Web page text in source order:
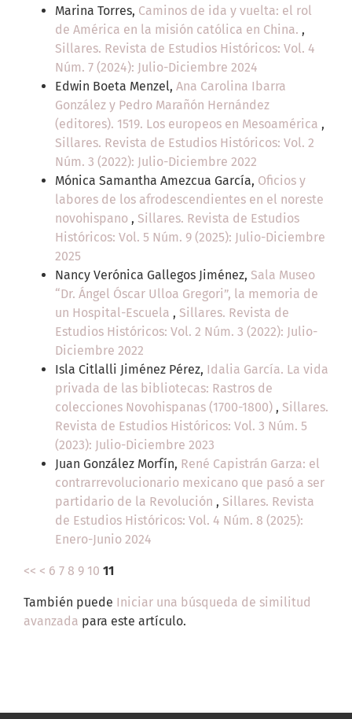
Marina Torres, Caminos de ida y vuelta: el rol
de América en la misión católica en China. ,
Sillares. Revista de Estudios Históricos: Vol. 4
Núm. 7 (2024): Julio-Diciembre 2024
Edwin Boeta Menzel, Ana Carolina Ibarra
González y Pedro Marañón Hernández
(editores). 1519. Los europeos en Mesoamérica ,
Sillares. Revista de Estudios Históricos: Vol. 2
Núm. 3 (2022): Julio-Diciembre 2022
Mónica Samantha Amezcua García, Oficios y
labores de los afrodescendientes en el noreste
novohispano , Sillares. Revista de Estudios
Históricos: Vol. 5 Núm. 9 (2025): Julio-Diciembre
2025
Nancy Verónica Gallegos Jiménez, Sala Museo
“Dr. Ángel Óscar Ulloa Gregori”, la memoria de
un Hospital-Escuela , Sillares. Revista de
Estudios Históricos: Vol. 2 Núm. 3 (2022): Julio-
Diciembre 2022
Isla Citlalli Jiménez Pérez, Idalia García. La vida
privada de las bibliotecas: Rastros de
colecciones Novohispanas (1700-1800) , Sillares.
Revista de Estudios Históricos: Vol. 3 Núm. 5
(2023): Julio-Diciembre 2023
Juan González Morfín, René Capistrán Garza: el
contrarrevolucionario mexicano que pasó a ser
partidario de la Revolución , Sillares. Revista
de Estudios Históricos: Vol. 4 Núm. 8 (2025):
Enero-Junio 2024
<< < 6 7 8 9 10 11
También puede Iniciar una búsqueda de similitud
avanzada para este artículo.